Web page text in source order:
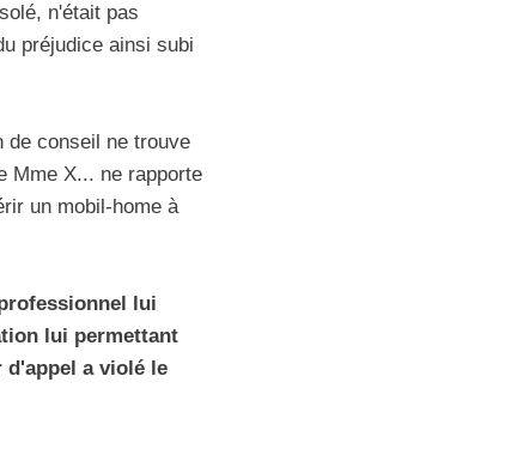
n'était pas
préjudice ainsi subi
de conseil ne trouve
Mme X... ne rapporte
un mobil-home à
lui
lui permettant
a violé le